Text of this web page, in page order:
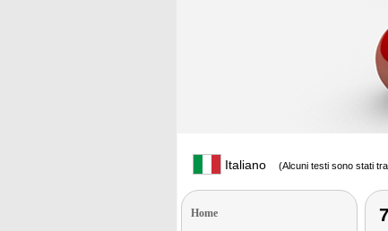
Italiano (Alcuni testi sono stati
Home